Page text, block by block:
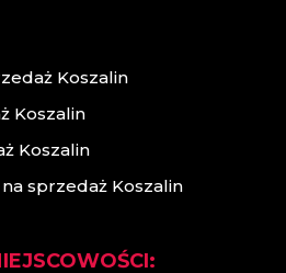
Koszalin
Koszalin
Koszalin
sprzedaż Koszalin